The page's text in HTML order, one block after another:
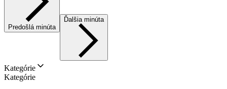
Predošlá minúta
Ďalšia minúta
Kategórie
Kategórie